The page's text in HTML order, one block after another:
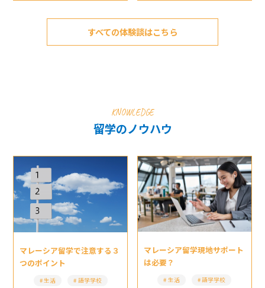
すべての体験談はこちら
KNOWLEDGE
留学のノウハウ
マレーシア留学で注意する３
つのポイント
生活 語学学校
マレーシア留学現地サポート
は必要？
生活 語学学校